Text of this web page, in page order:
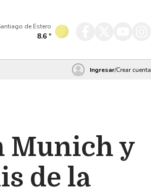
de Estero
8.6 º
Ingresar/Crear cuenta
Munich y
de la